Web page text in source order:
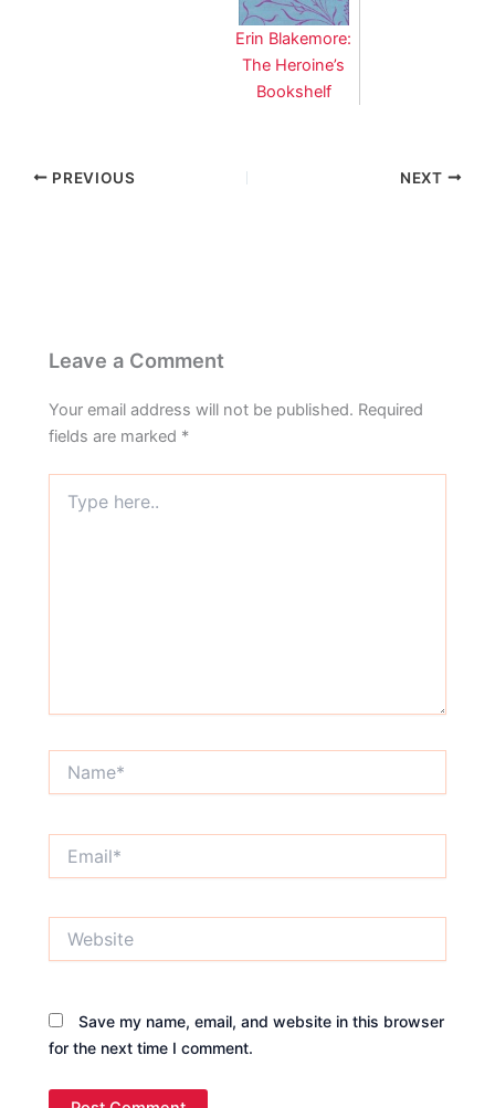
Erin Blakemore:
The Heroine’s
Bookshelf
PREVIOUS NEXT
Leave a Comment
Your email address will not be published. Required
fields are marked *
here..
Save my name, email, and website in this browser
for the next time I comment.